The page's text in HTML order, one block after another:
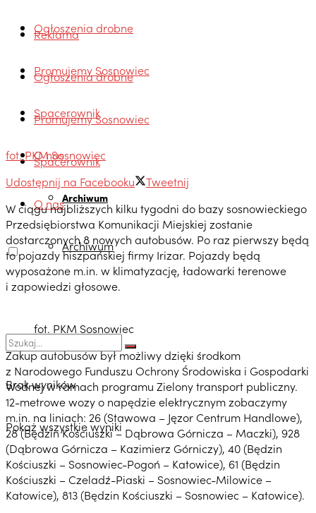
Ogłoszenia drobne
Promujemy Sosnowiec
Spacerownik
O nas
Archiwum
Reklama
Ogłoszenia drobne
Promujemy Sosnowiec
Spacerownik
O nas
Archiwum
Brak wyników
Pokaż wszystkie wyniki
fot. PKM Sosnowiec
Udostępnij na Facebooku
Tweetnij
W ciągu najbliższych kilku tygodni do bazy sosnowieckiego
Przedsiębiorstwa Komunikacji Miejskiej zostanie
dostarczonych 8 nowych autobusów. Po raz pierwszy będą
to pojazdy hiszpańskiej firmy Irizar. Pojazdy będą
wyposażone m.in. w klimatyzację, ładowarki terenowe
i zapowiedzi głosowe.
fot. PKM Sosnowiec
Zakup autobusów był możliwy dzięki środkom
z Narodowego Funduszu Ochrony Środowiska i Gospodarki
Wodnej w ramach programu Zielony transport publiczny.
12-metrowe wozy o napędzie elektrycznym zobaczymy
m.in. na liniach: 26 (Stawowa – Jęzor Centrum Handlowe),
28 (Będzin Kościuszki – Dąbrowa Górnicza – Maczki), 928
(Dąbrowa Górnicza – Kazimierz Górniczy), 40 (Będzin
Kościuszki – Sosnowiec-Pogoń – Katowice), 61 (Będzin
Kościuszki – Czeladź-Piaski – Sosnowiec-Milowice –
Katowice), 813 (Będzin Kościuszki – Sosnowiec – Katowice).